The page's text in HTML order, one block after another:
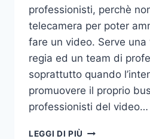
professionisti, perchè
telecamera per poter
fare un video. Serve una
regia ed un team di
soprattutto quando
promuovere il proprio
professionisti del video…
LEGGI DI PIÙ